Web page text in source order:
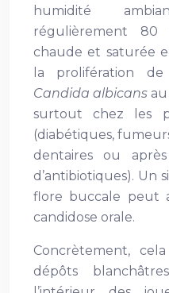
humidité
régulièrement 80
chaude et saturée
la prolifération de
Candida albicans
surtout chez les
(diabétiques,
dentaires ou
d’antibiotiques). Un
flore buccale peut
candidose orale.
Concrètement,
dépôts